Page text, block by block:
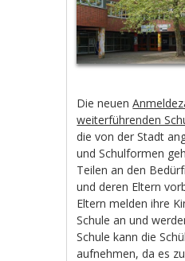
Die neuen
weiterführenden
die von der Stadt
und Schulformen
Teilen an den
und deren Eltern
Eltern melden ihre
Schule an und
Schule kann die
aufnehmen, da es